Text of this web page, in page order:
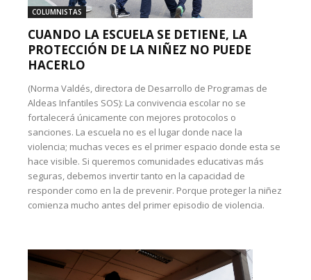
COLUMNISTAS
CUANDO LA ESCUELA SE DETIENE, LA
PROTECCIÓN DE LA NIÑEZ NO PUEDE
HACERLO
(Norma Valdés, directora de Desarrollo de Programas de
Aldeas Infantiles SOS): La convivencia escolar no se
fortalecerá únicamente con mejores protocolos o
sanciones. La escuela no es el lugar donde nace la
violencia; muchas veces es el primer espacio donde esta se
hace visible. Si queremos comunidades educativas más
seguras, debemos invertir tanto en la capacidad de
responder como en la de prevenir. Porque proteger la niñez
comienza mucho antes del primer episodio de violencia.